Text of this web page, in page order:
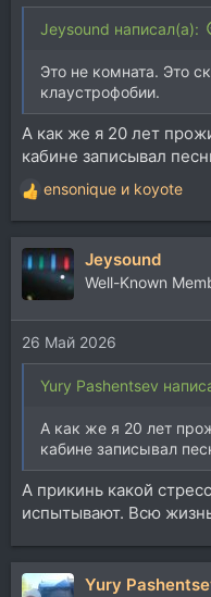
Jeysound написал(а):
Это не комната. Это
клаустрофобии.
А как же я 20 лет
кабине записывал
Р
е
а
к
ц
и
и
:
ensonique и koyote
Jeysound
Well-Known
26 Май 2026
Yury Pashentsev
А как же я 20 лет
кабине записывал
А прикинь какой
испытывают. Всю
Yury